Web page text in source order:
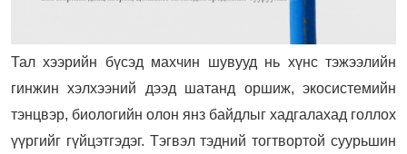
Тал хээрийн бүсэд махчин шувууд нь хүнс тэжээлийн
гинжин хэлхээний дээд шатанд оршиж, экосистемийн
тэнцвэр, биологийн олон янз байдлыг хадгалахад голлох
үүргийг гүйцэтгэдэг. Тэгвэл тэдний тогтвортой суурьшин